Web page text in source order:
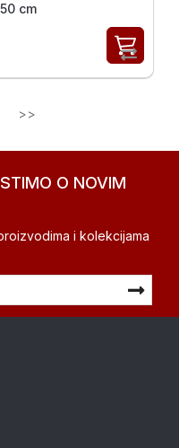
cm
>>
O NOVIM
i kolekcijama